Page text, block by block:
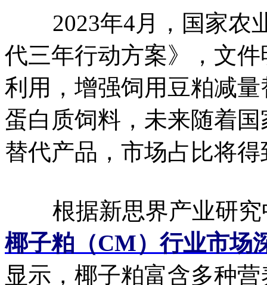
2023年4月，国家农
代三年行动方案》，文
利用，增强饲用豆粕减
蛋白质饲料，未来随着
替代产品，市场占比将
根据新思界产业研究
椰子粕（CM）行业市场
显示，椰子粕富含多种